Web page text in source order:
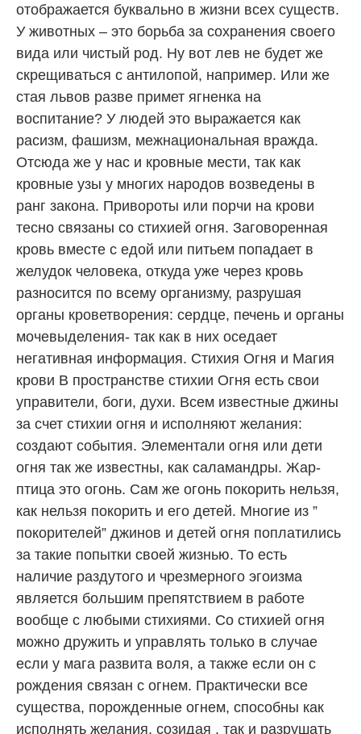
отображается буквально в жизни всех существ.
У животных – это борьба за сохранения своего
вида или чистый род. Ну вот лев не будет же
скрещиваться с антилопой, например. Или же
стая львов разве примет ягненка на
воспитание? У людей это выражается как
расизм, фашизм, межнациональная вражда.
Отсюда же у нас и кровные мести, так как
кровные узы у многих народов возведены в
ранг закона. Привороты или порчи на крови
тесно связаны со стихией огня. Заговоренная
кровь вместе с едой или питьем попадает в
желудок человека, откуда уже через кровь
разносится по всему организму, разрушая
органы кроветворения: сердце, печень и органы
мочевыделения- так как в них оседает
негативная информация. Стихия Огня и Магия
крови В пространстве стихии Огня есть свои
управители, боги, духи. Всем известные джины
за счет стихии огня и исполняют желания:
создают события. Элементали огня или дети
огня так же известны, как саламандры. Жар-
птица это огонь. Сам же огонь покорить нельзя,
как нельзя покорить и его детей. Многие из ”
покорителей” джинов и детей огня поплатились
за такие попытки своей жизнью. То есть
наличие раздутого и чрезмерного эгоизма
является большим препятствием в работе
вообще с любыми стихиями. Со стихией огня
можно дружить и управлять только в случае
если у мага развита воля, а также если он с
рождения связан с огнем. Практически все
существа, порожденные огнем, способны как
исполнять желания, созидая , так и разрушать